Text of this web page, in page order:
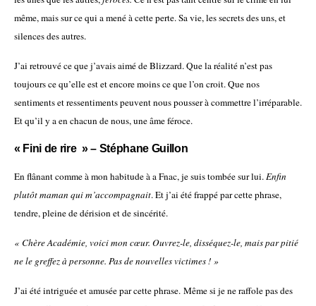
même, mais sur ce qui a mené à cette perte. Sa vie, les secrets des uns, et
silences des autres.
J’ai retrouvé ce que j’avais aimé de Blizzard. Que la réalité n’est pas
toujours ce qu’elle est et encore moins ce que l’on croit. Que nos
sentiments et ressentiments peuvent nous pousser à commettre l’irréparable.
Et qu’il y a en chacun de nous, une âme féroce.
« Fini de rire » – Stéphane Guillon
En flânant comme à mon habitude à a Fnac, je suis tombée sur lui.Enfin
plutôt maman qui m’accompagnait. Et j’ai été frappé par cette phrase,
tendre, pleine de dérision et de sincérité.
« Chère Académie, voici mon cœur. Ouvrez-le, disséquez-le, mais par pitié
ne le greffez à personne. Pas de nouvelles victimes ! »
J’ai été intriguée et amusée par cette phrase. Même si je ne raffole pas des